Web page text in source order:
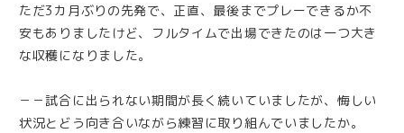
ただ3カ月ぶりの先発で、正直、最後までプレーできるか不
安もありましたけど、フルタイムで出場できたのは一つ大き
な収穫になりました。
－－試合に出られない期間が長く続いていましたが、悔しい
状況とどう向き合いながら練習に取り組んでいましたか。